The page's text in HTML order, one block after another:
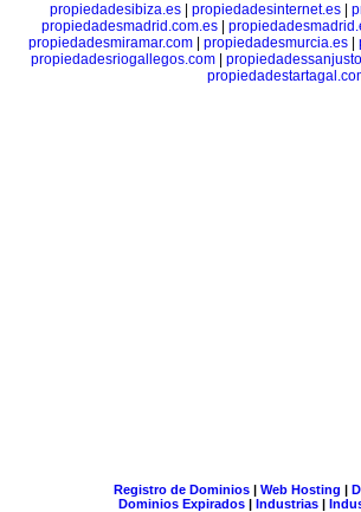
propiedadesibiza.es
propiedadesinternet.es
propiedadesmadrid.com.es
propiedadesmiramar.com
propiedadesmurcia.es
propiedadesriogallegos.com|
Registro de Dominios| Web Hosting |
Dominios Expirados | Industrias |